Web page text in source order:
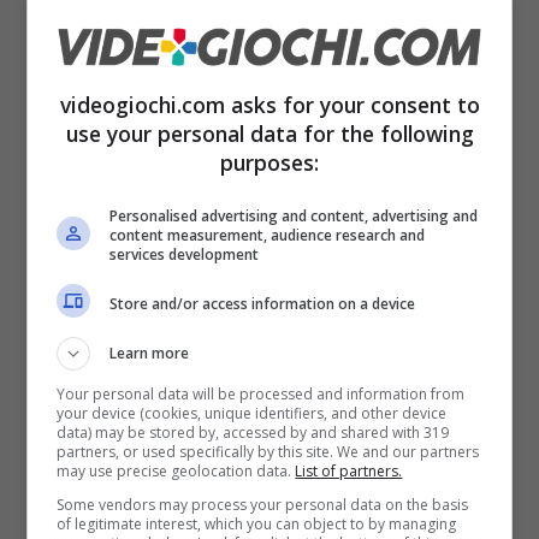
cozy games, confermando come ci sia voglia
calme di tanto in tanto, tra uno sparatutto e un
gioco di combattimenti.
videogiochi.com asks for your consent to
use your personal data for the following
purposes:
Personalised advertising and content, advertising and
content measurement, audience research and
services development
Store and/or access information on a device
Learn more
Your personal data will be processed and information from
your device (cookies, unique identifiers, and other device
data) may be stored by, accessed by and shared with 319
partners, or used specifically by this site. We and our partners
may use precise geolocation data. List of partners.
Some vendors may process your personal data on the basis
of legitimate interest, which you can object to by managing